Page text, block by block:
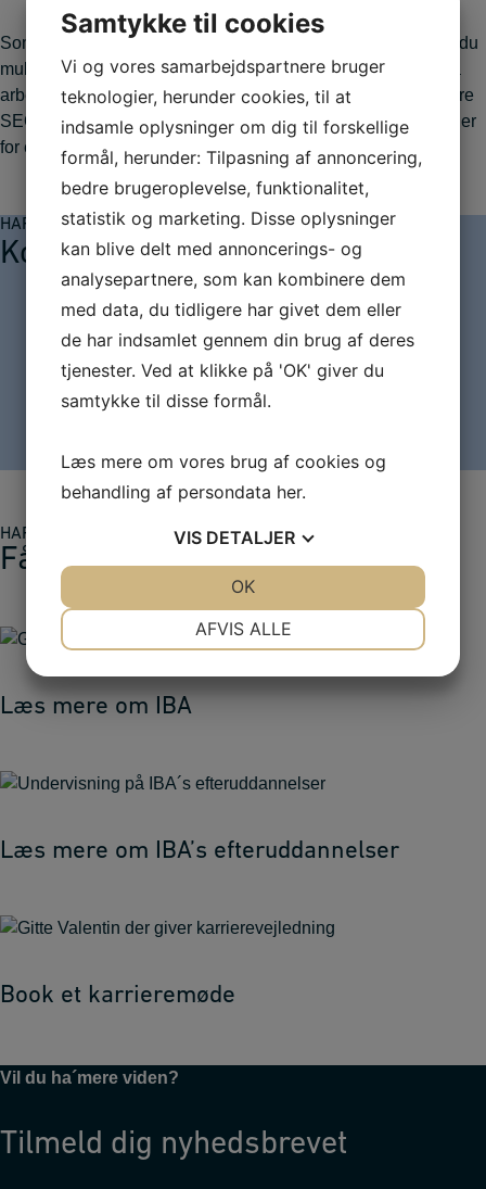
Som deltager får du en masse ny viden med hjem, og så får du
mulighed for at netværke og dele viden med andre, der også
arbejder med SEO. Du kan deltage uanset, om du er hardcore
SEO-haj, eller du mere kommer for at finde ud af, hvad SEO er
for en størrelse.
HAR DU SPØRGSMÅL TIL ARTIKLEN?
Kontakt
John Ahle Petersen
jape@iba.dk
+45 25 57 72 03
HAR VI VÆKKET DIN INTERESSE?
Få mere information
Læs mere om IBA
Læs mere om IBA’s efteruddannelser
Book et karrieremøde
Vil du ha´mere viden?
Tilmeld dig nyhedsbrevet
Samtykke til cookies
Vi og vores samarbejdspartnere bruger
teknologier, herunder cookies, til at
indsamle oplysninger om dig til forskellige
formål, herunder: Tilpasning af annoncering,
bedre brugeroplevelse, funktionalitet,
statistik og marketing. Disse oplysninger
kan blive delt med annoncerings- og
analysepartnere, som kan kombinere dem
med data, du tidligere har givet dem eller
de har indsamlet gennem din brug af deres
tjenester. Ved at klikke på 'OK' giver du
samtykke til disse formål.
Læs mere om vores brug af cookies og
behandling af persondata her.
VIS DETALJER
MARKETING
AFVIS ALLE
OK